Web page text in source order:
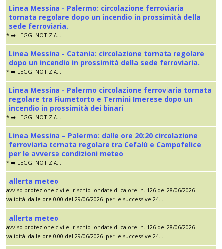
Linea Messina - Palermo: circolazione ferroviaria
tornata regolare dopo un incendio in prossimità della
sede ferroviaria.
* ➡️ LEGGI NOTIZIA...
Linea Messina - Catania: circolazione tornata regolare
dopo un incendio in prossimità della sede ferroviaria.
* ➡️ LEGGI NOTIZIA...
Linea Messina - Palermo circolazione ferroviaria tornata
regolare tra Fiumetorto e Termini Imerese dopo un
incendio in prossimità dei binari
* ➡️ LEGGI NOTIZIA...
Linea Messina – Palermo: dalle ore 20:20 circolazione
ferroviaria tornata regolare tra Cefalù e Campofelice
per le avverse condizioni meteo
* ➡️ LEGGI NOTIZIA...
allerta meteo
avviso protezione civile- rischio ondate di calore n. 126 del 28/06/2026
validità' dalle ore 0.00 del 29/06/2026 per le successive 24...
allerta meteo
avviso protezione civile- rischio ondate di calore n. 126 del 28/06/2026
validità' dalle ore 0.00 del 29/06/2026 per le successive 24...